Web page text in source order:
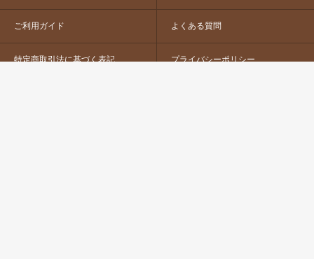
ご利用ガイド よくある質問
特定商取引法に基づく表記 プライバシーポリシー